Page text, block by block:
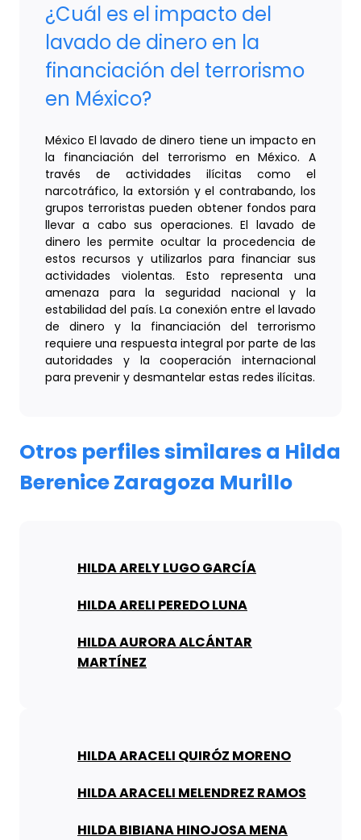
¿Cuál es el impacto del
lavado de dinero en la
financiación del terrorismo
en México?
México El lavado de dinero tiene un impacto en
la financiación del terrorismo en México. A
través de actividades ilícitas como el
narcotráfico, la extorsión y el contrabando, los
grupos terroristas pueden obtener fondos para
llevar a cabo sus operaciones. El lavado de
dinero les permite ocultar la procedencia de
estos recursos y utilizarlos para financiar sus
actividades violentas. Esto representa una
amenaza para la seguridad nacional y la
estabilidad del país. La conexión entre el lavado
de dinero y la financiación del terrorismo
requiere una respuesta integral por parte de las
autoridades y la cooperación internacional
para prevenir y desmantelar estas redes ilícitas.
Otros perfiles similares a Hilda
Berenice Zaragoza Murillo
HILDA ARELY LUGO GARCÍA
HILDA ARELI PEREDO LUNA
HILDA AURORA ALCÁNTAR
MARTÍNEZ
HILDA ARACELI QUIRÓZ MORENO
HILDA ARACELI MELENDREZ RAMOS
HILDA BIBIANA HINOJOSA MENA